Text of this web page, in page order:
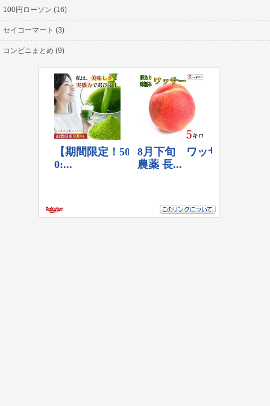
100円ローソン (16)
セイコーマート (3)
コンビニまとめ (9)